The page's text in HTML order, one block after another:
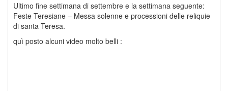
Ultimo fine settimana di settembre e la settimana seguente:
Feste Teresiane – Messa solenne e processioni delle reliquie
di santa Teresa.
quì posto alcuni video molto belli :